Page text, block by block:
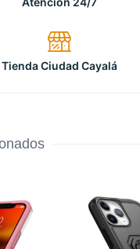
Tienda Ciudad Cayalá